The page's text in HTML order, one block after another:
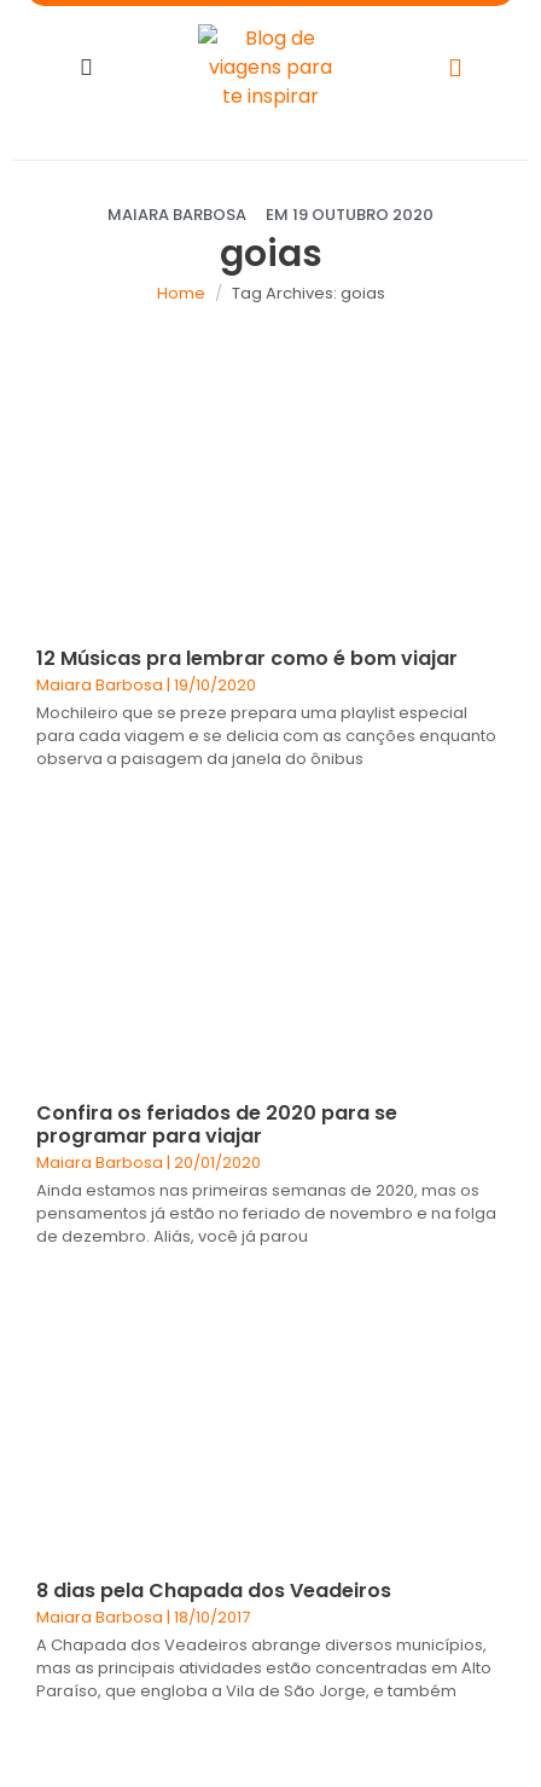
MAIARA BARBOSA EM 19 OUTUBRO 2020
goias
Home Tag Archives: goias
12 Músicas pra lembrar como é bom viajar
Maiara Barbosa 19/10/2020
Mochileiro que se preze prepara uma playlist especial
para cada viagem e se delicia com as canções enquanto
observa a paisagem da janela do ônibus
Confira os feriados de 2020 para se
programar para viajar
Maiara Barbosa 20/01/2020
Ainda estamos nas primeiras semanas de 2020, mas os
pensamentos já estão no feriado de novembro e na folga
de dezembro. Aliás, você já parou
8 dias pela Chapada dos Veadeiros
Maiara Barbosa 18/10/2017
A Chapada dos Veadeiros abrange diversos municípios,
mas as principais atividades estão concentradas em Alto
Paraíso, que engloba a Vila de São Jorge, e também